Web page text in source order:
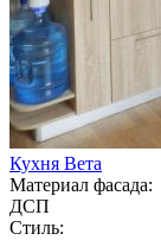
Кухня Вета
Материал фасада:
ДСП
Стиль: